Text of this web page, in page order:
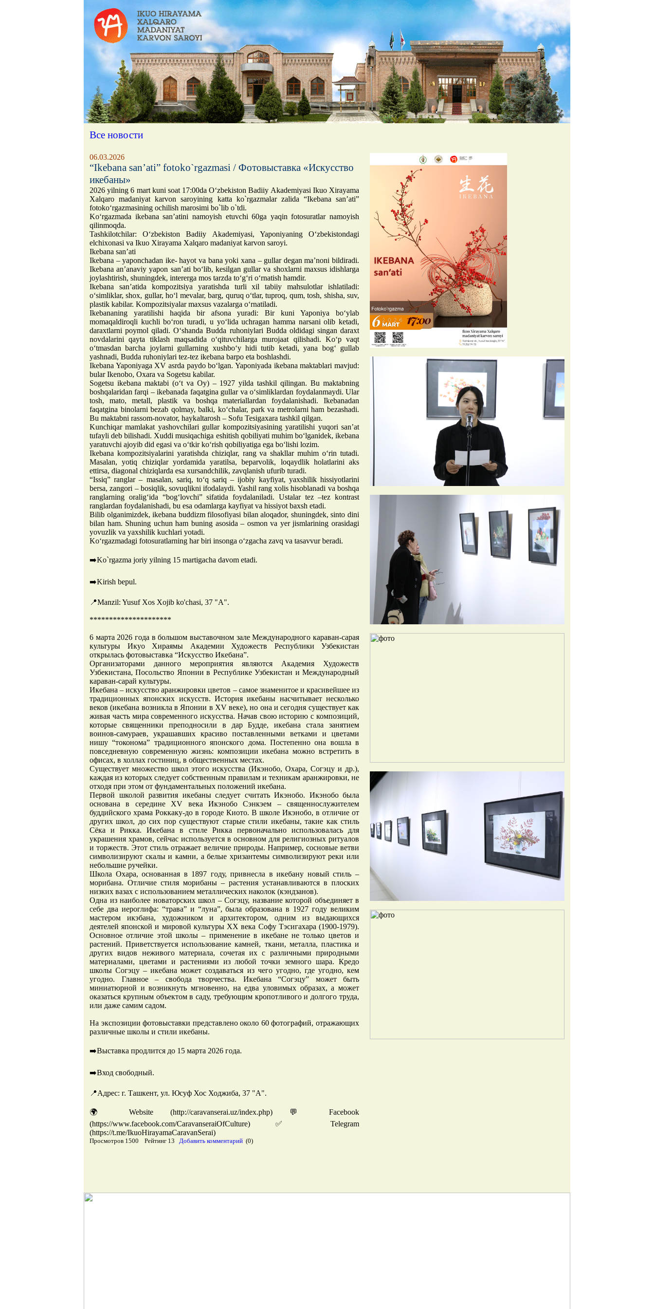
Все новости
06.03.2026
“Ikebana san’ati” fotoko`rgazmasi / Фотовыставка «Искусство
икебаны»
2026 yilning 6 mart kuni soat 17:00da O‘zbekiston Badiiy Akademiyasi Ikuo Xirayama
Xalqaro madaniyat karvon saroyining katta ko`rgazmalar zalida “Ikebana san’ati”
fotoko‘rgazmasining ochilish marosimi bo`lib o`tdi.
Ko‘rgazmada ikebana san’atini namoyish etuvchi 60ga yaqin fotosuratlar namoyish
qilinmoqda.
Tashkilotchilar: O‘zbekiston Badiiy Akademiyasi, Yaponiyaning O‘zbekistondagi
elchixonasi va Ikuo Xirayama Xalqaro madaniyat karvon saroyi.
Ikebana san’ati
Ikebana – yaponchadan ike- hayot va bana yoki xana – gullar degan ma’noni bildiradi.
Ikebana an’anaviy yapon san’ati bo‘lib, kesilgan gullar va shoxlarni maxsus idishlarga
joylashtirish, shuningdek, intererga mos tarzda to‘g‘ri o‘rnatish hamdir.
Ikebana san’atida kompozitsiya yaratishda turli xil tabiiy mahsulotlar ishlatiladi:
o‘simliklar, shox, gullar, ho‘l mevalar, barg, quruq o‘tlar, tuproq, qum, tosh, shisha, suv,
plastik kabilar. Kompozitsiyalar maxsus vazalarga o‘rnatiladi.
Ikebananing yaratilishi haqida bir afsona yuradi: Bir kuni Yaponiya bo‘ylab
momaqaldiroqli kuchli bo‘ron turadi, u yo‘lida uchragan hamma narsani olib ketadi,
daraxtlarni poymol qiladi. O‘shanda Budda ruhoniylari Budda oldidagi singan daraxt
novdalarini qayta tiklash maqsadida o‘qituvchilarga murojaat qilishadi. Ko‘p vaqt
o‘tmasdan barcha joylarni gullarning xushbo‘y hidi tutib ketadi, yana bog‘ gullab
yashnadi, Budda ruhoniylari tez-tez ikebana barpo eta boshlashdi.
Ikebana Yaponiyaga XV asrda paydo bo‘lgan. Yaponiyada ikebana maktablari mavjud:
bular Ikenobo, Oxara va Sogetsu kabilar.
Sogetsu ikebana maktabi (o‘t va Oy) – 1927 yilda tashkil qilingan. Bu maktabning
boshqalaridan farqi – ikebanada faqatgina gullar va o‘simliklardan foydalanmaydi. Ular
tosh, mato, metall, plastik va boshqa materiallardan foydalanishadi. Ikebanadan
faqatgina binolarni bezab qolmay, balki, ko‘chalar, park va metrolarni ham bezashadi.
Bu maktabni rassom-novator, haykaltarosh – Sofu Tesigaxara tashkil qilgan.
Kunchiqar mamlakat yashovchilari gullar kompozitsiyasining yaratilishi yuqori san’at
tufayli deb bilishadi. Xuddi musiqachiga eshitish qobiliyati muhim bo‘lganidek, ikebana
yaratuvchi ajoyib did egasi va o‘tkir ko‘rish qobiliyatiga ega bo‘lishi lozim.
Ikebana kompozitsiyalarini yaratishda chiziqlar, rang va shakllar muhim o‘rin tutadi.
Masalan, yotiq chiziqlar yordamida yaratilsa, beparvolik, loqaydlik holatlarini aks
ettirsa, diagonal chiziqlarda esa xursandchilik, zavqlanish ufurib turadi.
“Issiq” ranglar – masalan, sariq, to‘q sariq – ijobiy kayfiyat, yaxshilik hissiyotlarini
bersa, zangori – bosiqlik, sovuqlikni ifodalaydi. Yashil rang xolis hisoblanadi va boshqa
ranglarning oralig‘ida “bog‘lovchi” sifatida foydalaniladi. Ustalar tez –tez kontrast
ranglardan foydalanishadi, bu esa odamlarga kayfiyat va hissiyot baxsh etadi.
Bilib olganimizdek, ikebana buddizm filosofiyasi bilan aloqador, shuningdek, sinto dini
bilan ham. Shuning uchun ham buning asosida – osmon va yer jismlarining orasidagi
yovuzlik va yaxshilik kuchlari yotadi.
Ko‘rgazmadagi fotosuratlarning har biri insonga o‘zgacha zavq va tasavvur beradi.
➡️Ko`rgazma joriy yilning 15 martigacha davom etadi.
➡️Kirish bepul.
📍Manzil: Yusuf Xos Xojib ko'chasi, 37 "A".
*********************
6 марта 2026 года в большом выставочном зале Международного караван-сарая
культуры Икуо Хираямы Академии Художеств Республики Узбекистан
открылась фотовыставка “Искусство Икебана”.
Организаторами данного мероприятия являются Академия Художеств
Узбекистана, Посольство Японии в Республике Узбекистан и Международный
караван-сарай культуры.
Икебана – искусство аранжировки цветов – самое знаменитое и красивейшее из
традиционных японских искусств. История икебаны насчитывает несколько
веков (икебана возникла в Японии в XV веке), но она и сегодня существует как
живая часть мира современного искусства. Начав свою историю с композиций,
которые священники преподносили в дар Будде, икебана стала занятием
воинов-самураев, украшавших красиво поставленными ветками и цветами
нишу “токонома” традиционного японского дома. Постепенно она вошла в
повседневную современную жизнь: композиции икебана можно встретить в
офисах, в холлах гостиниц, в общественных местах.
Существует множество школ этого искусства (Икэнобо, Охара, Согэцу и др.),
каждая из которых следует собственным правилам и техникам аранжировки, не
отходя при этом от фундаментальных положений икебана.
Первой школой развития икебаны следует считать Икэнобо. Икэнобо была
основана в середине XV века Икэнобо Сэнкэем – священнослужителем
буддийского храма Роккаку-до в городе Киото. В школе Икэнобо, в отличие от
других школ, до сих пор существуют старые стили икебаны, такие как стиль
Сёка и Рикка. Икебана в стиле Рикка первоначально использовалась для
украшения храмов, сейчас используется в основном для религиозных ритуалов
и торжеств. Этот стиль отражает величие природы. Например, сосновые ветви
символизируют скалы и камни, а белые хризантемы символизируют реки или
небольшие ручейки.
Школа Охара, основанная в 1897 году, привнесла в икебану новый стиль –
морибана. Отличие стиля морибаны – растения устанавливаются в плоских
низких вазах с использованием металлических наколок (кэндзанов).
Одна из наиболее новаторских школ – Согэцу, название которой объединяет в
себе два иероглифа: “трава” и “луна”, была образована в 1927 году великим
мастером икэбана, художником и архитектором, одним из выдающихся
деятелей японской и мировой культуры XX века Софу Тэсигахара (1900-1979).
Основное отличие этой школы – применение в икебане не только цветов и
растений. Приветствуется использование камней, ткани, металла, пластика и
других видов неживого материала, сочетая их с различными природными
материалами, цветами и растениями из любой точки земного шара. Кредо
школы Согэцу – икебана может создаваться из чего угодно, где угодно, кем
угодно. Главное – свобода творчества. Икебана “Согэцу” может быть
миниатюрной и возникнуть мгновенно, на едва уловимых образах, а может
оказаться крупным объектом в саду, требующим кропотливого и долгого труда,
или даже самим садом.
На экспозиции фотовыставки представлено около 60 фотографий, отражающих
различные школы и стили икебаны.
➡️Выставка продлится до 15 марта 2026 года.
➡️Вход свободный.
📍Адрес: г. Ташкент, ул. Юсуф Хос Ходжиба, 37 "А".
🌍 Website (http://caravanserai.uz/index.php) 💬 Facebook
(https://www.facebook.com/CaravanseraiOfCulture) ✅ Telegram
(https://t.me/IkuoHirayamaCaravanSerai)
Просмотров 1500 Рейтинг 13 Добавить комментарий (0)